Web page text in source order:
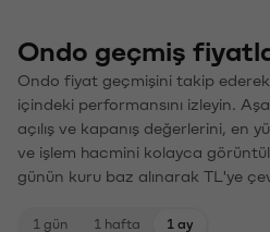
Ondo geçmiş
Ondo fiyat geçmişini takip
içindeki performansını izleyin.
açılış ve kapanış değerlerini, en
ve işlem hacmini kolayca
günün kuru baz alınarak TL'ye
1 gün 1 hafta 1 ay